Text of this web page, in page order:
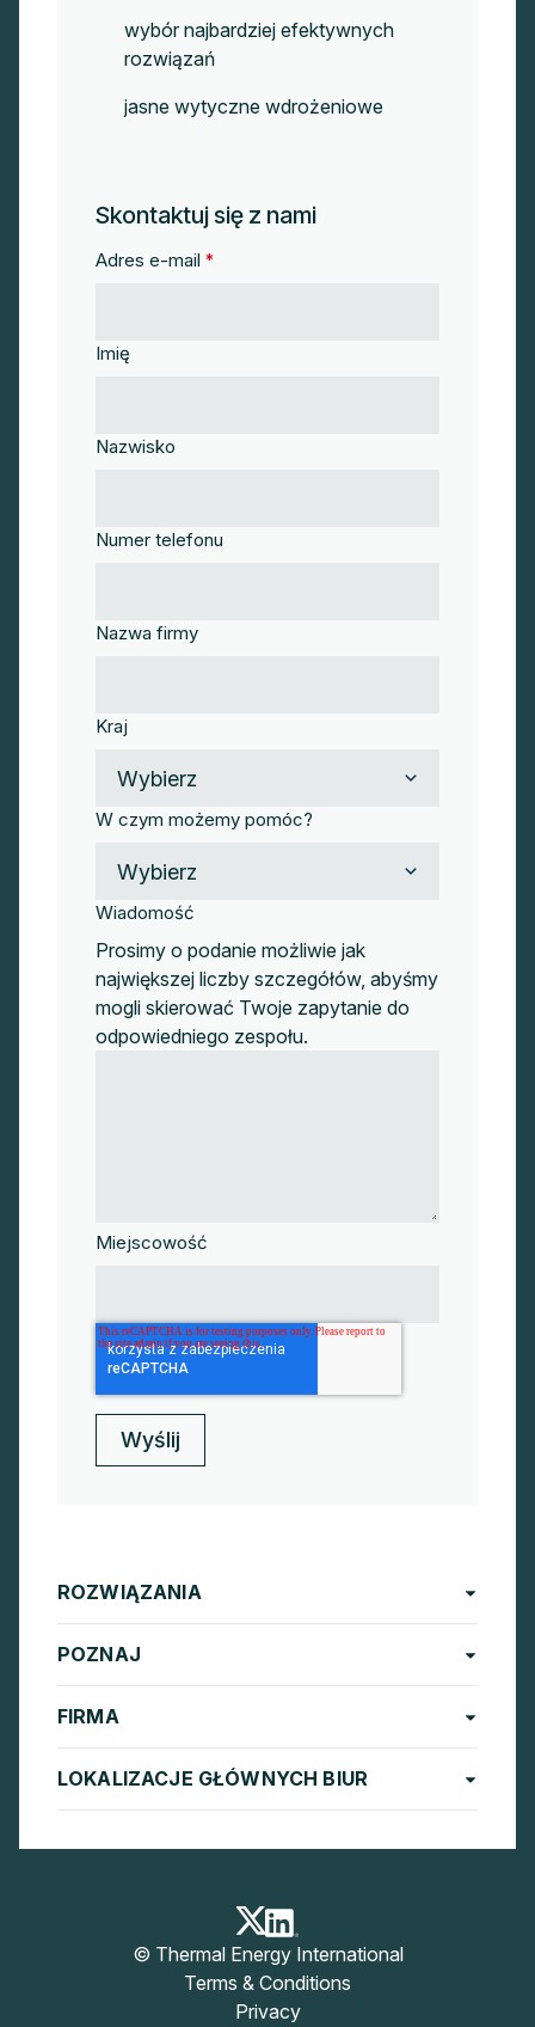
wybór najbardziej efektywnych
rozwiązań
jasne wytyczne wdrożeniowe
Skontaktuj się z nami
Adres e-mail *
Imię
Nazwisko
Numer telefonu
Nazwa firmy
Kraj
W czym możemy pomóc?
Wiadomość
Prosimy o podanie możliwie jak
największej liczby szczegółów, abyśmy
mogli skierować Twoje zapytanie do
odpowiedniego zespołu.
Miejscowość
ROZWIĄZANIA
POZNAJ
FIRMA
LOKALIZACJE GŁÓWNYCH BIUR
© Thermal Energy International
Terms & Conditions
Privacy